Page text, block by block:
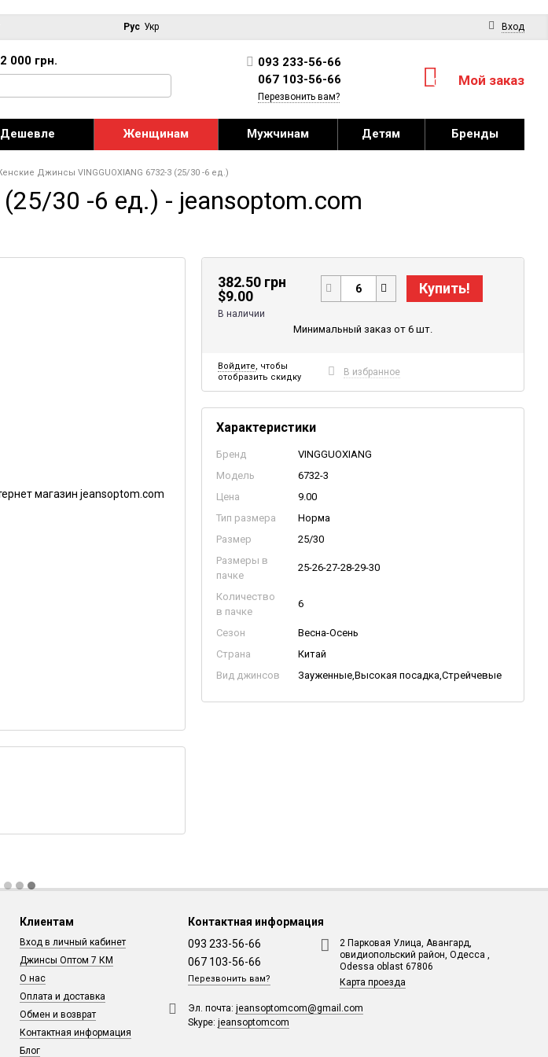
Вход
Рус Укр
грн.
093 233-56-66
067 103-56-66
Перезвонить вам?
0 Мой заказ
Дешевле Женщинам Мужчинам Детям Бренды
Джинсы VINGGUOXIANG 6732-3 (25/30 -6 ед.)
30 -6 ед.) - jeansoptom.com
382.50 грн
$9.00
В наличии
Купить!
Минимальный заказ от 6 шт.
Войдите, чтобы
отобразить скидку
В избранное
Характеристики
Бренд
VINGGUOXIANG
Модель
6732-3
Цена
9.00
Тип размера
Норма
Размер
25/30
Размеры в
пачке
25-26-27-28-29-30
Количество
в пачке
6
Сезон
Весна-Осень
Страна
Китай
Вид джинсов
Зауженные,Высокая посадка,Стрейчевые
Клиентам
Вход в личный кабинет
Джинсы Оптом 7 КМ
О нас
Оплата и доставка
Обмен и возврат
Контактная информация
Блог
Контактная информация
093 233-56-66
067 103-56-66
Перезвонить вам?
2 Парковая Улица, Авангард,
овидиопольский район, Одесса ,
Odessa oblast 67806
Карта проезда
Эл. почта:jeansoptomcom@gmail.com
Skype:jeansoptomcom